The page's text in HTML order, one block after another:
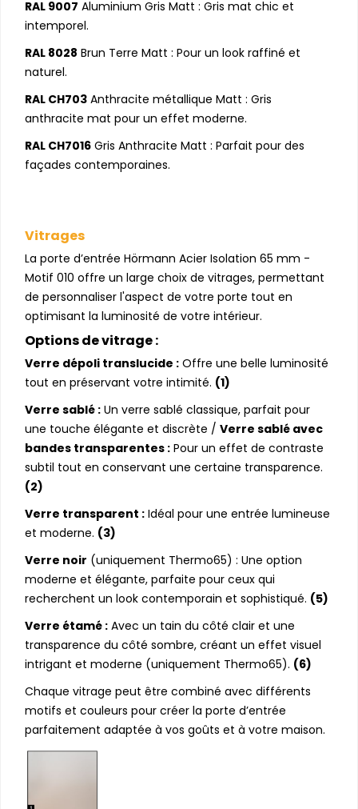
RAL 9007 Aluminium Gris Matt : Gris mat chic et
intemporel.
RAL 8028 Brun Terre Matt : Pour un look raffiné et
naturel.
RAL CH703 Anthracite métallique Matt : Gris
anthracite mat pour un effet moderne.
RAL CH7016 Gris Anthracite Matt : Parfait pour des
façades contemporaines.
Vitrages
La porte d’entrée Hörmann Acier Isolation 65 mm -
Motif 010 offre un large choix de vitrages, permettant
de personnaliser l'aspect de votre porte tout en
optimisant la luminosité de votre intérieur.
Options de vitrage :
Verre dépoli translucide : Offre une belle luminosité
tout en préservant votre intimité. (1)
Verre sablé : Un verre sablé classique, parfait pour
une touche élégante et discrète / Verre sablé avec
bandes transparentes : Pour un effet de contraste
subtil tout en conservant une certaine transparence.
(2)
Verre transparent : Idéal pour une entrée lumineuse
et moderne. (3)
Verre noir (uniquement Thermo65) : Une option
moderne et élégante, parfaite pour ceux qui
recherchent un look contemporain et sophistiqué. (5)
Verre étamé : Avec un tain du côté clair et une
transparence du côté sombre, créant un effet visuel
intrigant et moderne (uniquement Thermo65). (6)
Chaque vitrage peut être combiné avec différents
motifs et couleurs pour créer la porte d’entrée
parfaitement adaptée à vos goûts et à votre maison.